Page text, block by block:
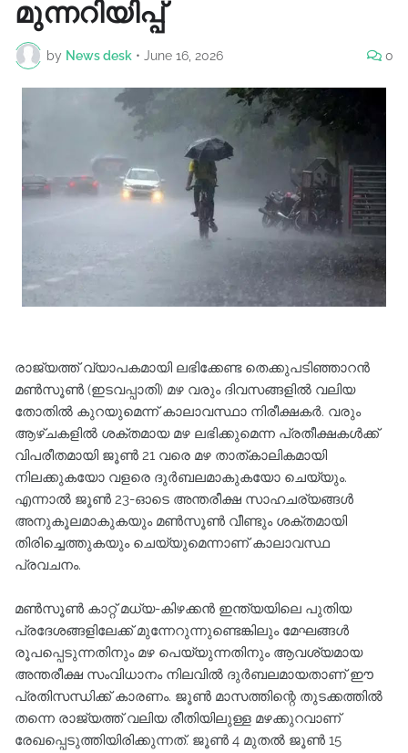
മുന്നറിയിപ്പ്
by News desk • June 16, 2026 0
രാജ്യത്ത് വ്യാപകമായി ലഭിക്കേണ്ട തെക്കുപടിഞ്ഞാറൻ
മൺസൂൺ (ഇടവപ്പാതി) മഴ വരും ദിവസങ്ങളിൽ വലിയ
തോതിൽ കുറയുമെന്ന് കാലാവസ്ഥാ നിരീക്ഷകർ. വരും
ആഴ്ചകളിൽ ശക്തമായ മഴ ലഭിക്കുമെന്ന പ്രതീക്ഷകൾക്ക്
വിപരീതമായി ജൂൺ 21 വരെ മഴ താത്കാലികമായി
നിലക്കുകയോ വളരെ ദുർബലമാകുകയോ ചെയ്യും.
എന്നാൽ ജൂൺ 23-ഓടെ അന്തരീക്ഷ സാഹചര്യങ്ങൾ
അനുകൂലമാകുകയും മൺസൂൺ വീണ്ടും ശക്തമായി
തിരിച്ചെത്തുകയും ചെയ്യുമെന്നാണ് കാലാവസ്ഥ
പ്രവചനം.
മൺസൂൺ കാറ്റ് മധ്യ-കിഴക്കൻ ഇന്ത്യയിലെ പുതിയ
പ്രദേശങ്ങളിലേക്ക് മുന്നേറുന്നുണ്ടെങ്കിലും മേഘങ്ങൾ
രൂപപ്പെടുന്നതിനും മഴ പെയ്യുന്നതിനും ആവശ്യമായ
അന്തരീക്ഷ സംവിധാനം നിലവിൽ ദുർബലമായതാണ് ഈ
പ്രതിസന്ധിക്ക് കാരണം. ജൂൺ മാസത്തിന്റെ തുടക്കത്തിൽ
തന്നെ രാജ്യത്ത് വലിയ രീതിയിലുള്ള മഴക്കുറവാണ്
രേഖപ്പെടുത്തിയിരിക്കുന്നത്. ജൂൺ 4 മുതൽ ജൂൺ 15